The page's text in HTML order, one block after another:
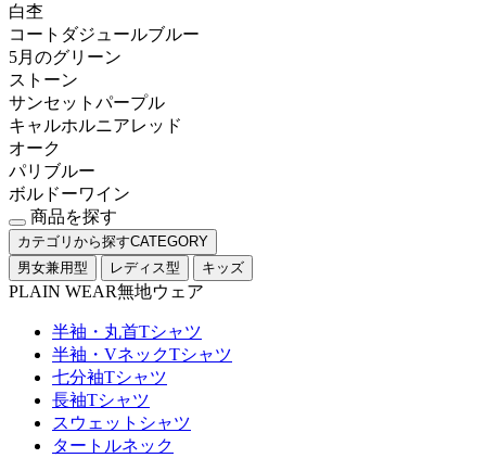
白杢
コートダジュールブルー
5月のグリーン
ストーン
サンセットパープル
キャルホルニアレッド
オーク
パリブルー
ボルドーワイン
商品を探す
カテゴリから探すCATEGORY
男女兼用型
レディス型 キッズ
PLAIN WEAR無地ウェア
半袖・丸首Tシャツ
半袖・VネックTシャツ
七分袖Tシャツ
長袖Tシャツ
スウェットシャツ
タートルネック